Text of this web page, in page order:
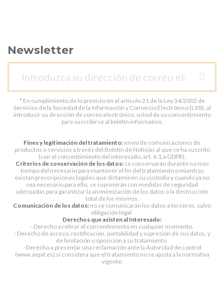
Newsletter
* En cumplimiento de lo previsto en el artículo 21 de la Ley 34/2002 de
Servicios de la Sociedad de la Información y Comercio Electrónico (LSSI), al
introducir su dirección de correo electrónico, usted da su consentimiento
para suscribirse al boletín informativo.
Fines y legitimación del tratamiento: envío de comunicaciones de
productos o servicios a través del Boletín de Noticias al que se ha suscrito
(con el consentimiento del interesado, art. 6.1.a GDPR).
Criterios de conservación de los datos:se conservarán durante no más
tiempo del necesario para mantener el fin del tratamiento o mientras
existan prescripciones legales que dictaminen su custodia y cuando ya no
sea necesario para ello, se suprimirán con medidas de seguridad
adecuadas para garantizar la anonimización de los datos o la destrucción
total de los mismos.
Comunicación de los datos: no se comunicarán los datos a terceros, salvo
obligación legal.
Derechos que asisten al Interesado:
- Derecho a retirar el consentimiento en cualquier momento.
- Derecho de acceso, rectificación, portabilidad y supresión de sus datos, y
de limitación u oposición a su tratamiento.
- Derecho a presentar una reclamación ante la Autoridad de control
(www.aepd.es) si considera que el tratamiento no se ajusta a la normativa
vigente.